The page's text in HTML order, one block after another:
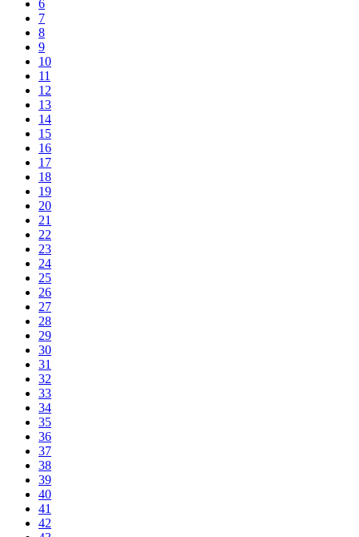
6
7
8
9
10
11
12
13
14
15
16
17
18
19
20
21
22
23
24
25
26
27
28
29
30
31
32
33
34
35
36
37
38
39
40
41
42